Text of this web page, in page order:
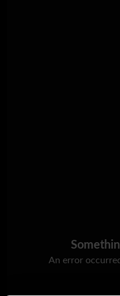
An error